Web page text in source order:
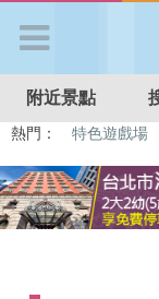
APP登入
首 頁
附近景點
熱門： 溜滑梯民宿